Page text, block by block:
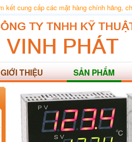
kết cung cấp các mặt hàng chính hãng,
GIỚI THIỆU SẢN PHẨM